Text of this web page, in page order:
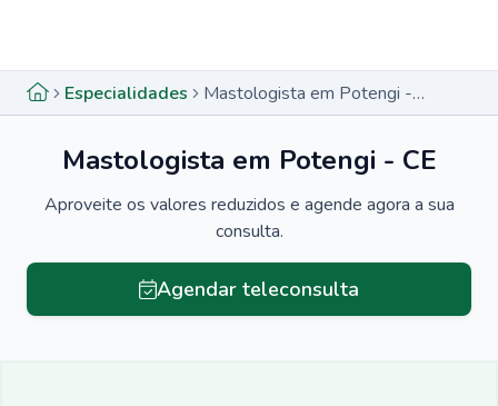
Especialidades Mastologista em Potengi - CE
Mastologista em Potengi - CE
Aproveite os valores reduzidos e agende agora a sua
consulta.
Agendar teleconsulta